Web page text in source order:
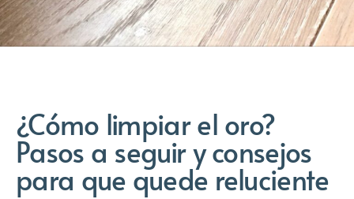
¿Cómo limpiar el oro?
Pasos a seguir y consejos
para que quede reluciente